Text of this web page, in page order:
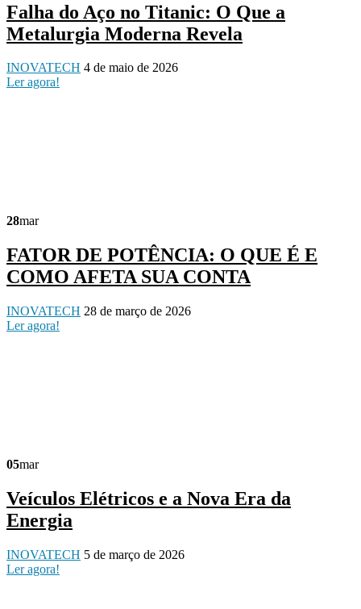
Falha do Aço no Titanic: O Que a
Metalurgia Moderna Revela
INOVATECH 4 de maio de 2026
Ler agora!
28mar
FATOR DE POTÊNCIA: O QUE É E
COMO AFETA SUA CONTA
INOVATECH 28 de março de 2026
Ler agora!
05mar
Veículos Elétricos e a Nova Era da
Energia
INOVATECH 5 de março de 2026
Ler agora!